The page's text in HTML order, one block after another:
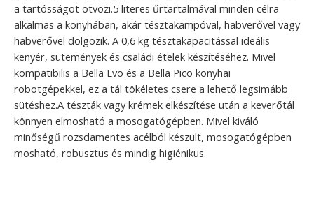
a tartósságot ötvözi.5 literes űrtartalmával minden célra
alkalmas a konyhában, akár tésztakampóval, habverővel vagy
habverővel dolgozik. A 0,6 kg tésztakapacitással ideális
kenyér, sütemények és családi ételek készítéséhez. Mivel
kompatibilis a Bella Evo és a Bella Pico konyhai
robotgépekkel, ez a tál tökéletes csere a lehető legsimább
sütéshez.A tészták vagy krémek elkészítése után a keverőtál
könnyen elmosható a mosogatógépben. Mivel kiváló
minőségű rozsdamentes acélból készült, mosogatógépben
mosható, robusztus és mindig higiénikus.